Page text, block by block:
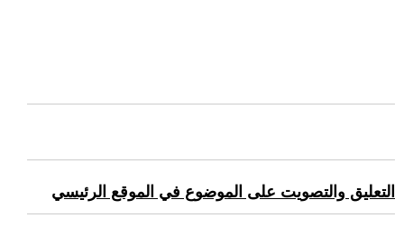
التعليق والتصويت على الموضوع في الموقع الرئيسي